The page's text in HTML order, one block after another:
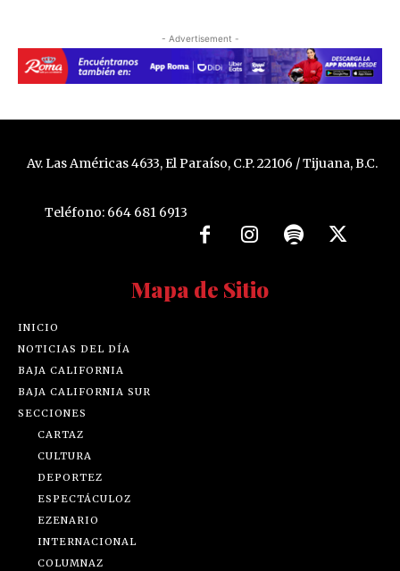
- Advertisement -
Av. Las Américas 4633, El Paraíso, C.P. 22106 / Tijuana, B.C.
Teléfono: 664 681 6913
Mapa de Sitio
INICIO
NOTICIAS DEL DÍA
BAJA CALIFORNIA
BAJA CALIFORNIA SUR
SECCIONES
CARTAZ
CULTURA
DEPORTEZ
ESPECTÁCULOZ
EZENARIO
INTERNACIONAL
COLUMNAZ